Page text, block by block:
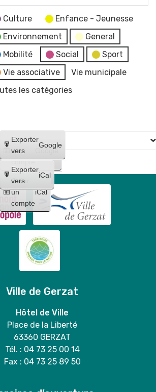
Culture
Enfance - Jeunesse
Environnement
General
Mobilité
Social
Sport
Vie associative
Vie municipale
les catégories
Créer
un
compte
Google
Créer
un
compte
iCal
Exporter
vers
Google
Exporter
vers
iCal
Ville de Gerzat
Hôtel de Ville
Place de la Liberté
63360 GERZAT
Tél. : 04 73 25 00 14
Fax : 04 73 25 89 50